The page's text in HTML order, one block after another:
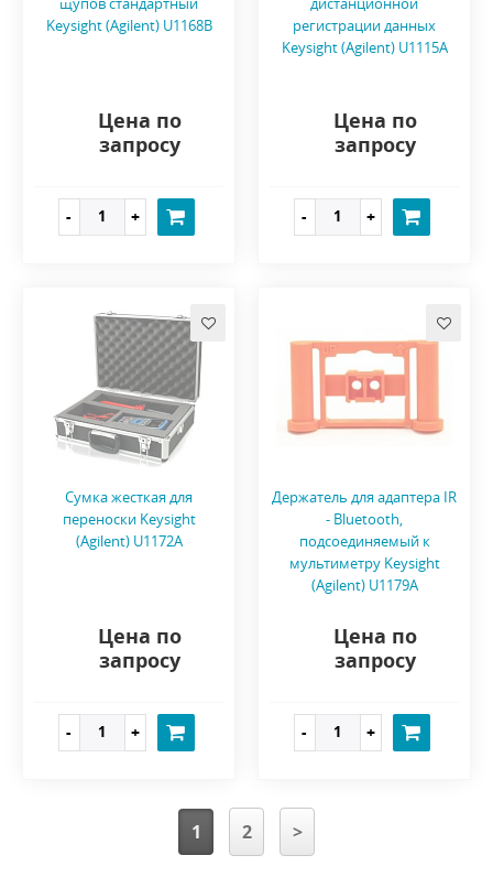
Keysight (Agilent) U1168B
Цена по
запросу
регистрации данных
Keysight (Agilent) U1115A
Цена по
запросу
Сумка жесткая для
переноски Keysight
(Agilent) U1172A
Цена по
запросу
Держатель для адаптера IR
- Bluetooth,
подсоединяемый к
мультиметру Keysight
(Agilent) U1179A
Цена по
запросу
1 2 >